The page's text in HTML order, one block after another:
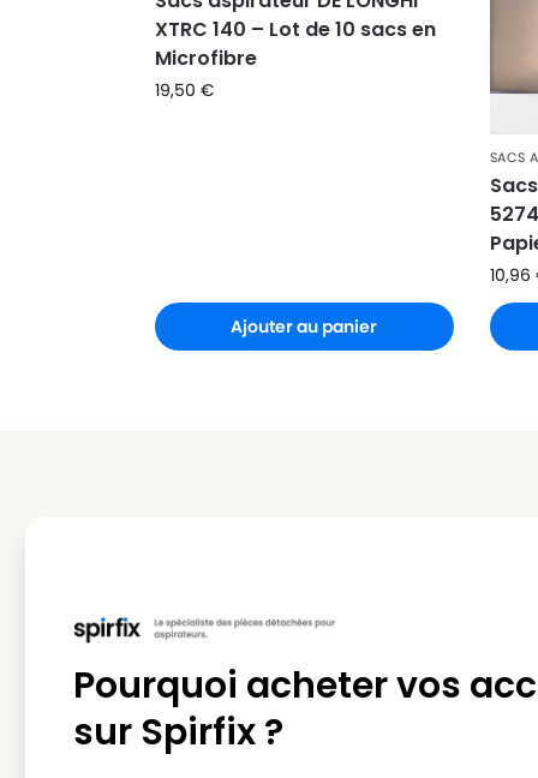
DE LONGHI
DE LONGHI XCT1200
DE LONGHI
DE LONGHI
DE LONGHI XTC12
DE LONGHI
DE LONGHI XTC13E
DE LONGHI
DE LONGHI XTCA180HE
DE LONGHI
DE LONGHI XTCA180HE.1
DE LONGHI
XTRC 140 – Lot de 10 sacs en
Microfibre
19,50 €
Ajouter au panier
SACS
10,96
Pourquoi acheter vos
sur Spirfix ?